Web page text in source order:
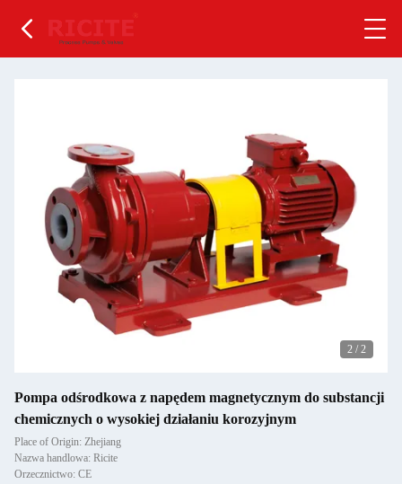
2 / 2
Pompa odśrodkowa z napędem magnetycznym do substancji
chemicznych o wysokiej działaniu korozyjnym
Place of Origin: Zhejiang
Nazwa handlowa: Ricite
Orzecznictwo: CE